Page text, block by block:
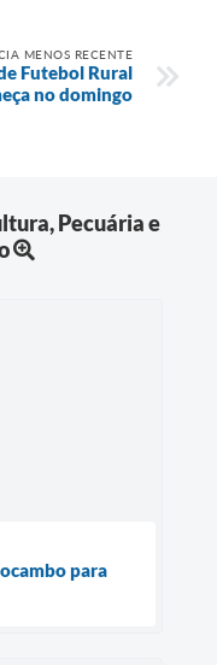
MENOS RECENTE
Futebol Rural
no domingo
Pecuária e
para